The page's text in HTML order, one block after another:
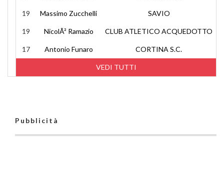
VEDI TUTTI
19 Massimo Zucchelli SAVIO
19 NicolÃ² Ramazio CLUB ATLETICO ACQUEDOTTO
17 Antonio Funaro CORTINA S.C.
Pubblicità